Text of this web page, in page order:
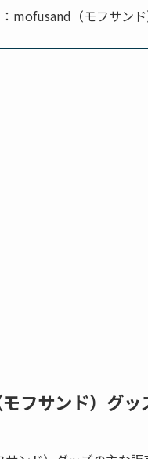
mofusand（モフサン
フサンド）グッ